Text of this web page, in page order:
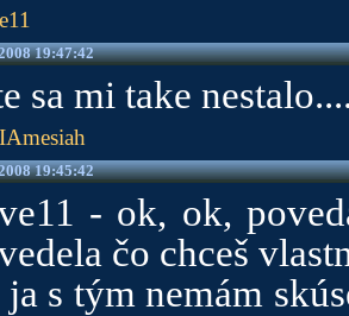
19:47:42
sa mi take
19:45:42
- ok, ok,
čo chceš
ja s tým nemám